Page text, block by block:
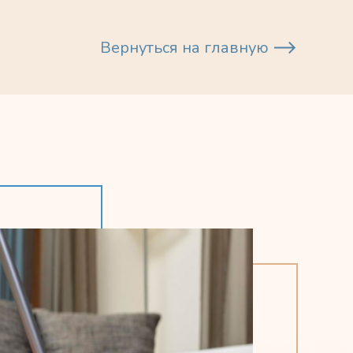
Вернуться на главную